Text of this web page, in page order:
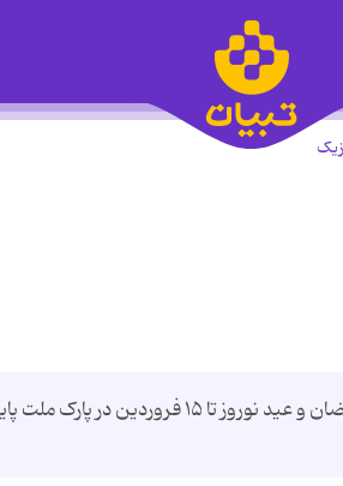
جشنواره نور تهران در قالب برپایی ۱۰۰ اِلمان نوری